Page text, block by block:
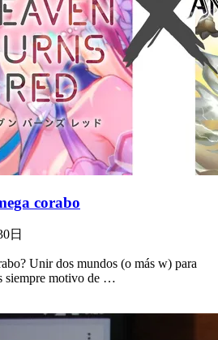
corabo
日
Unir dos mundos (o más w) para
siempre motivo de …